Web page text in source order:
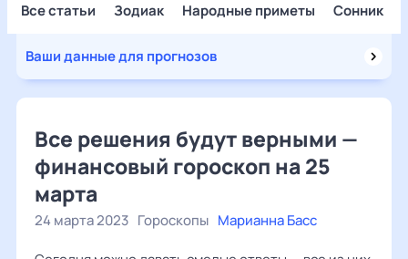
Все статьи Зодиак Народные приметы Сонник
Ваши данные для прогнозов
Все решения будут верными —
финансовый гороскоп на 25
марта
24 марта 2023 Гороскопы Марианна Басс